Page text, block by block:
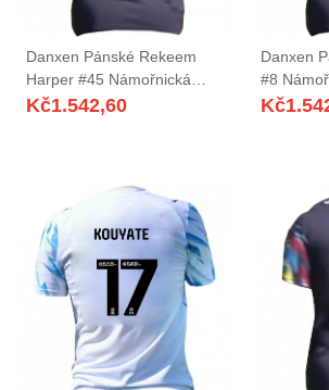
Danxen Pánské Rekeem
Harper #45 Námořnická
Žlutá Červená Daleko
Kč1.542,60
Danxen
#8
Červená
Kč